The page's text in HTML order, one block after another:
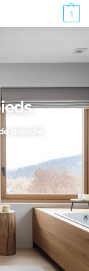
1
douche